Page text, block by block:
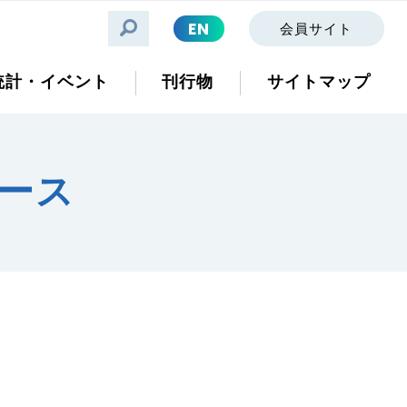
EN 会員サイト
・イベント 刊行物 サイトマップ
ス